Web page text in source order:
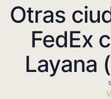
Otras
FedEx
Layana